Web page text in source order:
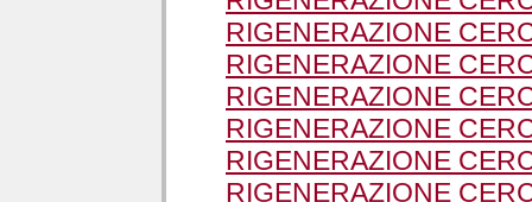
RIGENERAZIONE
RIGENERAZIONE
RIGENERAZIONE
RIGENERAZIONE
RIGENERAZIONE
RIGENERAZIONE